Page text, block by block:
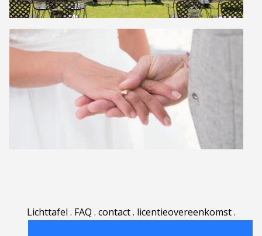
Lichttafel . FAQ . contact. licentieovereenkomst.